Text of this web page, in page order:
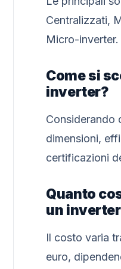
Centralizzati,
Micro-inverter.
Come si
inverter?
Considerando
dimensioni,
certificazioni
Quanto
un
Il costo varia
euro,